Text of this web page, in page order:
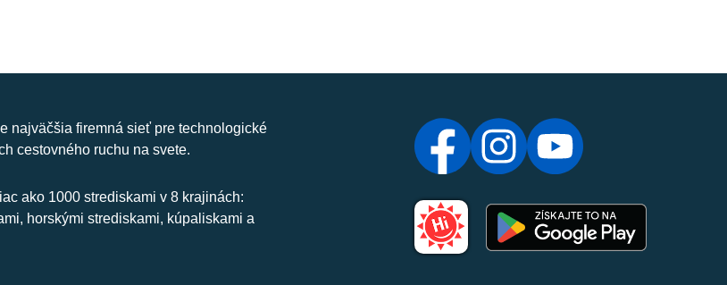
najväčšia firemná sieť pre technologické
cestovného ruchu na svete.
ako 1000 strediskami v 8 krajinách:
horskými strediskami, kúpaliskami a